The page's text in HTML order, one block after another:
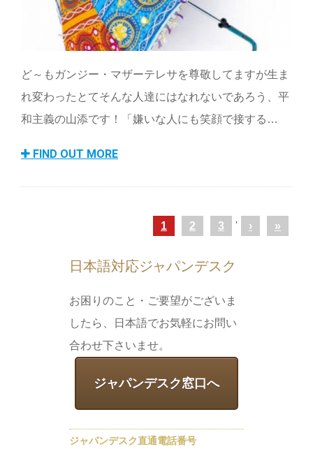
ど～もガンジー・マザーテレサを尊敬してますが生ま
れ変わったとてそんな人達にはなれないであろう、平
和主義の山添です！「嫌いな人にも笑顔で接する…
FIND OUT MORE
1 2 3 ' › »
日本語対応ジャパンデスク
お困りのこと・ご要望がございま
したら、日本語でお気軽にお問い
合わせ下さいませ。
ジャパンデスク窓口へ
ジャパンデスク直通電話番号